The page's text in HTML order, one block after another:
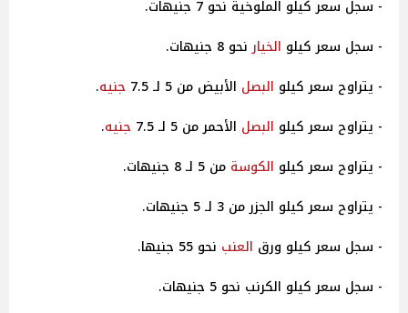
- سجل سعر كيلو الملوخية نحو 7 جنيهات.
- سجل سعر كيلو الخيارنحو 8 جنيهات.
- يتراوح سعر كيلو البصل الأبيض من 5 لـ 7.5 جنيه.
- يتراوح سعر كيلو البصل الأحمر من 5 لـ 7.5 جنيه.
- يتراوح سعر كيلو الكوسة من 5 لـ 8 جنيهات.
- يتراوح سعر كيلو الجزر من 3 لـ 5 جنيهات.
- سجل سعر كيلو ورق العنب نحو 55 جنيها.
- سجل سعر كيلو الكرنب نحو 5 جنيهات.